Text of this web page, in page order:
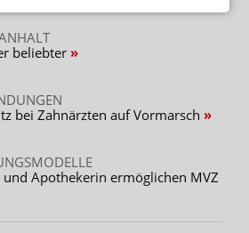
beliebter
bei Zahnärzten auf Vormarsch
Apothekerin ermöglichen MVZ